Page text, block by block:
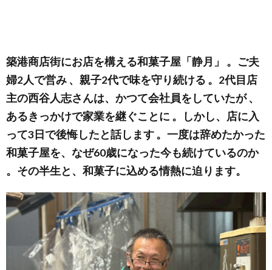
築港商店街にお店を構える和菓子屋「静月」 。ご夫
婦2人で営み 、親子2代で味を守り続ける 。2代目店
主の西谷人志さんは、かつて会社員をしていたが 、
あるきっかけで家業を継ぐことに 。しかし、店に入
って3日で後悔したと話します 。一度は辞めたかった
和菓子屋を、なぜ60歳になった今も続けているのか
。その半生と、和菓子に込める情熱に迫ります。